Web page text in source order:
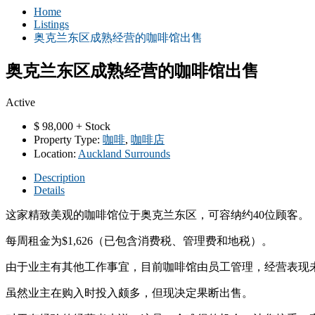
Home
Listings
奥克兰东区成熟经营的咖啡馆出售
奥克兰东区成熟经营的咖啡馆出售
Active
$ 98,000 + Stock
Property Type: 咖啡, 咖啡店
Location: Auckland Surrounds
Description
Details
这家精致美观的咖啡馆位于奥克兰东区，可容纳约40位顾客。
每周租金为$1,626（已包含消费税、管理费和地税）。
由于业主有其他工作事宜，目前咖啡馆由员工管理，经营表现
虽然业主在购入时投入颇多，但现决定果断出售。